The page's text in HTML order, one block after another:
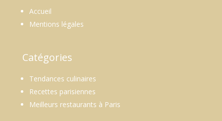
Accueil
Mentions légales
Catégories
Tendances culinaires
Recettes parisiennes
Meilleurs restaurants à Paris